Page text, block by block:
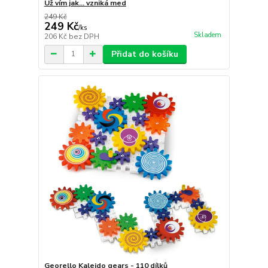
Už vím jak... vzniká med
249 Kč
249 Kč/ks
206 Kč bez DPH Skladem
Přidat do košíku
Georello Kaleido gears - 110 dílků